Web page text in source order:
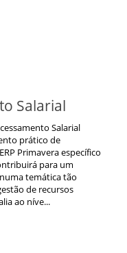
Salarial
Salarial
prático de
Primavera específico
para um
temática tão
de recursos
ao níve...